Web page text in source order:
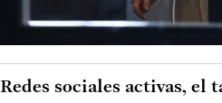
Redes sociales activas, el